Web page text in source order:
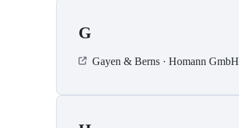
G
Gayen & Berns · Homann GmbH